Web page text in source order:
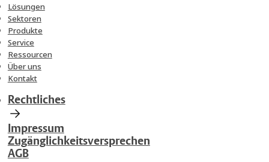
Lösungen
Sektoren
Produkte
Service
Ressourcen
Über uns
Kontakt
Rechtliches
Impressum
Zugänglichkeitsversprechen
AGB